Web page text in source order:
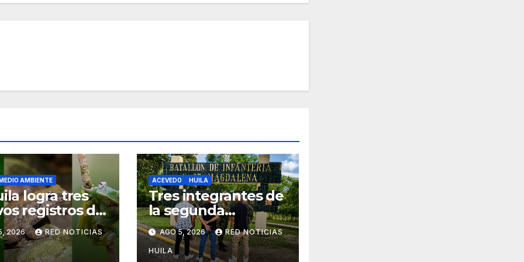
AMBIENTE
logra tres
registros de
2026 RED NOTICIAS
ACEVEDO HUILA
Tres integrantes de
la segunda
marquetalia, se
sometieron a la
justicia
AGO 5, 2026 RED NOTICIAS
HUILA